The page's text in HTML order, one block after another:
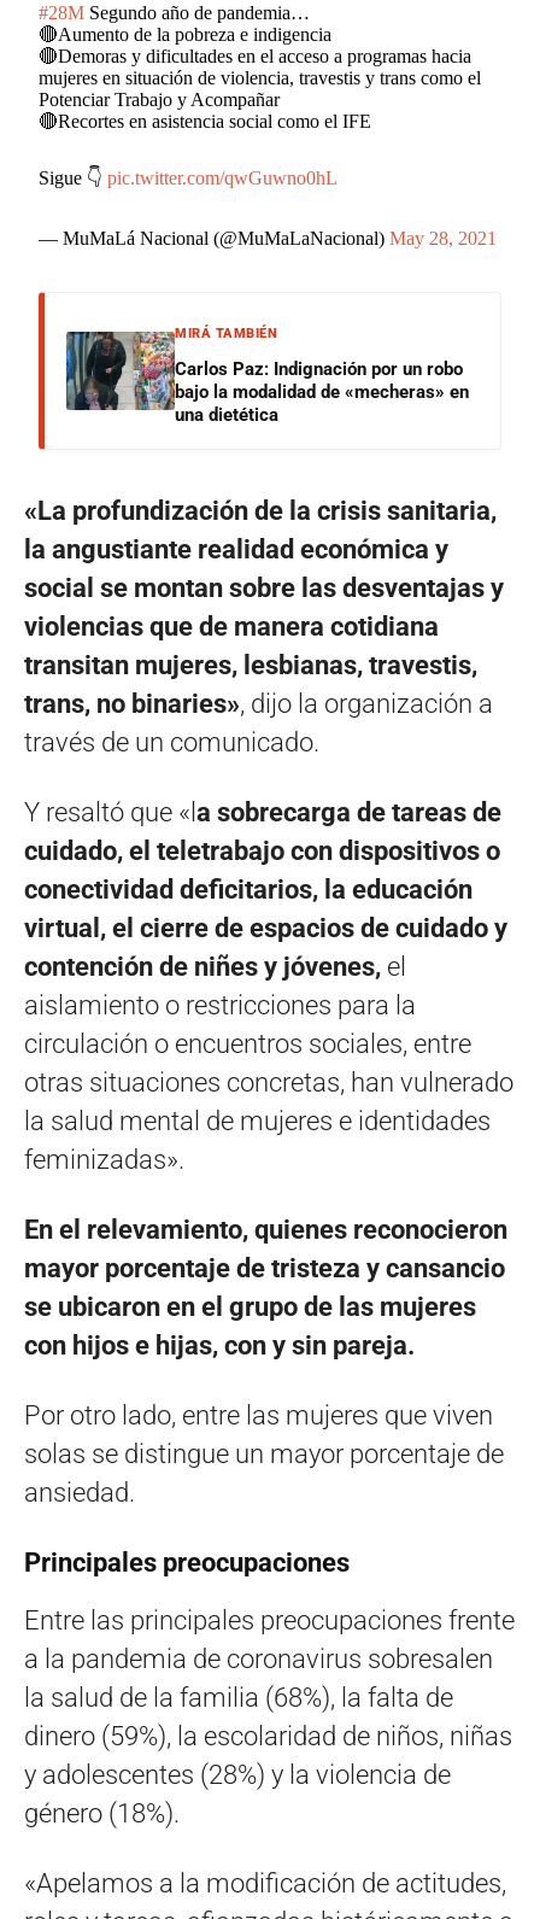
#28M Segundo año de pandemia…
🔴Aumento de la pobreza e indigencia
🔴Demoras y dificultades en el acceso a programas hacia
mujeres en situación de violencia, travestis y trans como el
Potenciar Trabajo y Acompañar
🔴Recortes en asistencia social como el IFE
Sigue 👇pic.twitter.com/qwGuwno0hL
— MuMaLá Nacional (@MuMaLaNacional)May 28, 2021
MIRÁ TAMBIÉN
Carlos Paz: Indignación por un robo
bajo la modalidad de «mecheras» en
una dietética
«La profundización de la crisis sanitaria,
la angustiante realidad económica y
social se montan sobre las desventajas y
violencias que de manera cotidiana
transitan mujeres, lesbianas, travestis,
trans, no binaries», dijo la organización a
través de un comunicado.
Y resaltó que «l a sobrecarga de tareas de
cuidado, el teletrabajo con dispositivos o
conectividad deficitarios, la educación
virtual, el cierre de espacios de cuidado y
contención de niñes y jóvenes, el
aislamiento o restricciones para la
circulación o encuentros sociales, entre
otras situaciones concretas, han vulnerado
la salud mental de mujeres e identidades
feminizadas».
En el relevamiento, quienes reconocieron
mayor porcentaje de tristeza y cansancio
se ubicaron en el grupo de las mujeres
con hijos e hijas, con y sin pareja.
Por otro lado, entre las mujeres que viven
solas se distingue un mayor porcentaje de
ansiedad.
Principales preocupaciones
Entre las principales preocupaciones frente
a la pandemia de coronavirus sobresalen
la salud de la familia (68%), la falta de
dinero (59%), la escolaridad de niños, niñas
y adolescentes (28%) y la violencia de
género (18%).
«Apelamos a la modificación de actitudes,